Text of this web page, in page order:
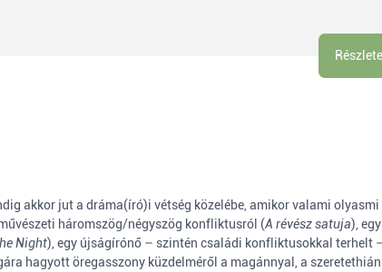
akkor jut a dráma(író)i vétség közelébe, amikor valami
háromszög/négyszög konfliktusról (A révész satuja),
Night), egy újságírónő – szintén családi konfliktusokkal terhelt
hagyott öregasszony küzdelméről a magánnyal, a